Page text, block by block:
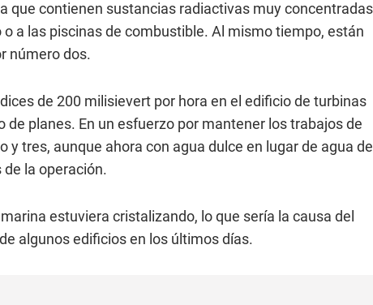
que contienen sustancias radiactivas muy concentradas
a las piscinas de combustible. Al mismo tiempo, están
número dos.
de 200 milisievert por hora en el edificio de turbinas
planes. En un esfuerzo por mantener los trabajos de
tres, aunque ahora con agua dulce en lugar de agua de
la operación.
estuviera cristalizando, lo que sería la causa del
algunos edificios en los últimos días.